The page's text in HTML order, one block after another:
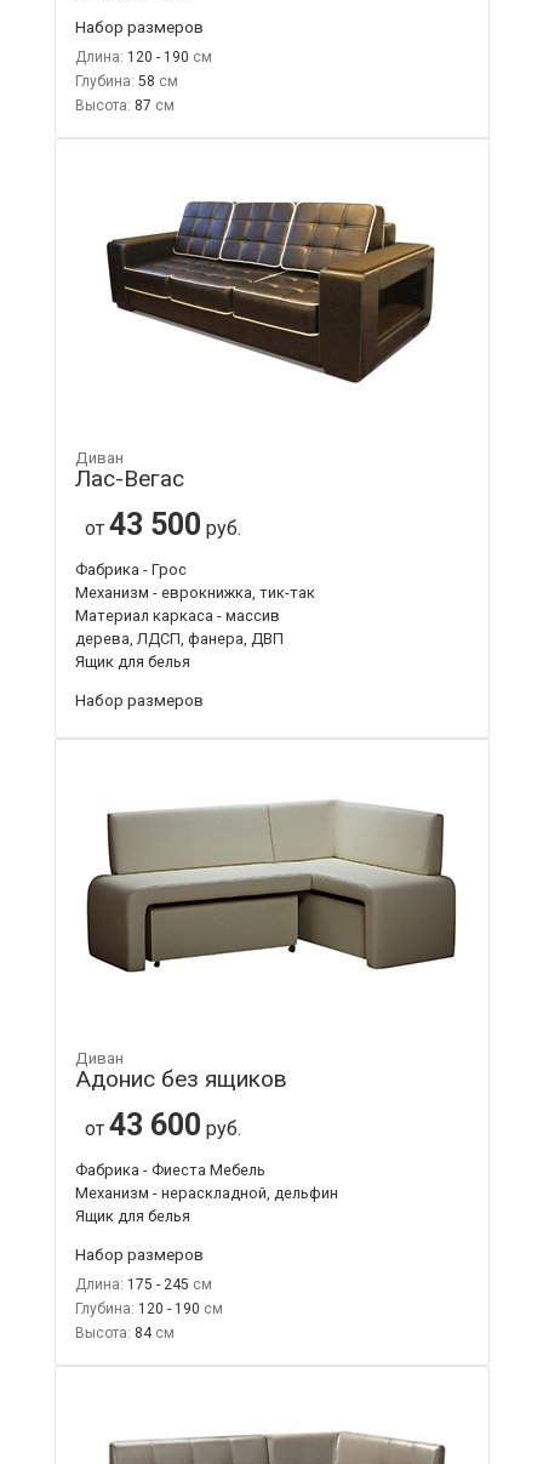
Набор размеров
Длина: 120 - 190
Глубина: 58
Высота: 87
Диван
Лас-Вегас
от 43 500 руб.
Фабрика - Грос
Механизм - еврокнижка, тик-так
Материал каркаса - массив
дерева, ЛДСП, фанера, ДВП
Ящик для белья
Набор размеров
Диван
Адонис без ящиков
от 43 600 руб.
Фабрика - Фиеста Мебель
Механизм - нераскладной, дельфин
Ящик для белья
Набор размеров
Длина: 175 - 245
Глубина: 120 - 190
Высота: 84